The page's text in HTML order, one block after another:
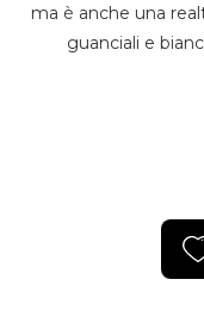
ma è anche una
guanciali e